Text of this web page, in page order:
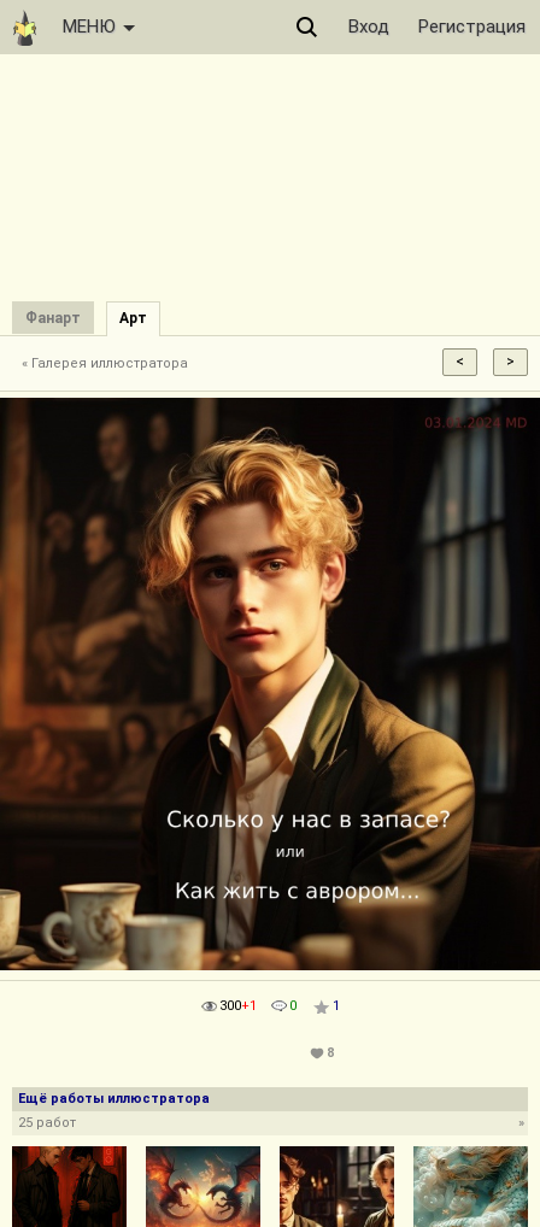
МЕНЮ Вход Регистрация
Фанарт Арт
« Галерея иллюстратора
300+1 0 1
8
Ещё работы иллюстратора
»
25 работ